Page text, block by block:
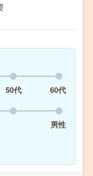
50代
60代
男性